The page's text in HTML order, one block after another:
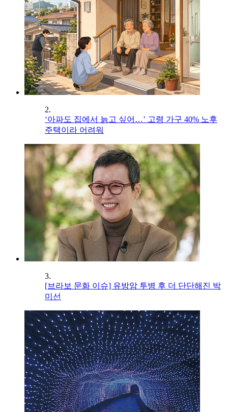
2.
‘아파도 집에서 늙고 싶어…’ 고령 가구 40% 노후
주택이라 어려워
3.
[브라보 문화 이슈] 유방암 투병 후 더 단단해진 박
미선